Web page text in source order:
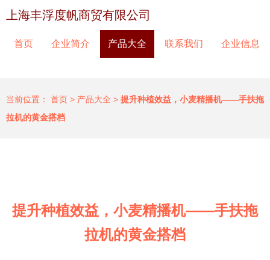
上海丰浮度帆商贸有限公司
首页 企业简介 产品大全 联系我们 企业信息
当前位置： 首页 > 产品大全 > 提升种植效益，小麦精播机——手扶拖
拉机的黄金搭档
提升种植效益，小麦精播机——手扶拖
拉机的黄金搭档